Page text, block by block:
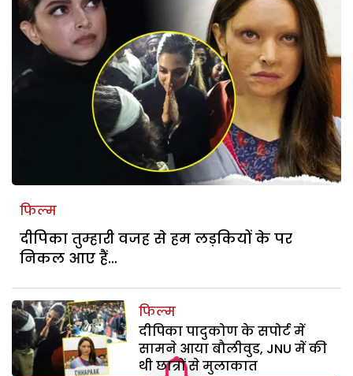
फिल्म
दीपिका तुम्हारी वजह से हम लड़कियों के पर
निकल आए हैं…
फिल्म
दीपिका पादुकोण के सपोर्ट में
सामने आया बौलीवुड, JNU में की
थी छात्रों से मुलाकात